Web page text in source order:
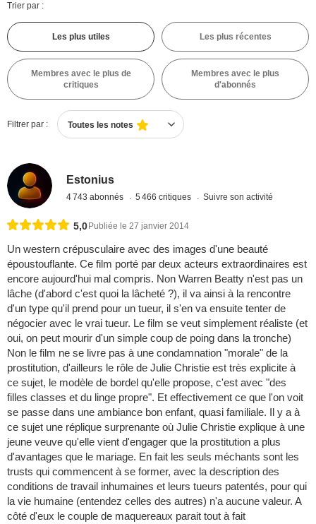
Trier par :
Les plus utiles Les plus récentes
Membres avec le plus de
critiques
Membres avec le plus
d'abonnés
Filtrer par : Toutes les notes
Estonius
4 743 abonnés 5 466 critiques Suivre son activité
5,0 Publiée le 27 janvier 2014
Un western crépusculaire avec des images d'une beauté
époustouflante. Ce film porté par deux acteurs extraordinaires est
encore aujourd'hui mal compris. Non Warren Beatty n'est pas un
lâche (d'abord c'est quoi la lâcheté ?), il va ainsi à la rencontre
d'un type qu'il prend pour un tueur, il s'en va ensuite tenter de
négocier avec le vrai tueur. Le film se veut simplement réaliste (et
oui, on peut mourir d'un simple coup de poing dans la tronche)
Non le film ne se livre pas à une condamnation "morale" de la
prostitution, d'ailleurs le rôle de Julie Christie est très explicite à
ce sujet, le modèle de bordel qu'elle propose, c'est avec "des
filles classes et du linge propre". Et effectivement ce que l'on voit
se passe dans une ambiance bon enfant, quasi familiale. Il y a à
ce sujet une réplique surprenante où Julie Christie explique à une
jeune veuve qu'elle vient d'engager que la prostitution a plus
d'avantages que le mariage. En fait les seuls méchants sont les
trusts qui commencent à se former, avec la description des
conditions de travail inhumaines et leurs tueurs patentés, pour qui
la vie humaine (entendez celles des autres) n'a aucune valeur. A
côté d'eux le couple de maquereaux parait tout à fait